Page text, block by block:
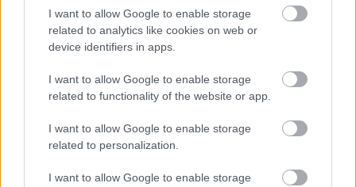
I want to allow Google to enable storage
related to analytics like cookies on web or
device identifiers in apps.
I want to allow Google to enable storage
related to functionality of the website or app.
I want to allow Google to enable storage
related to personalization.
I want to allow Google to enable storage
süti el (gyávaság vagy Henrik megint csak
képzelődik?), s a felismerés pillanata, amikor a barát
lakásán megjelenik Krisztina, s amikor megtudja,
hogy Konrád megszökött, csak annyit vet oda
lemondóan, hogy gyáva volt, mint mindig.
Dušan
Jamrich,